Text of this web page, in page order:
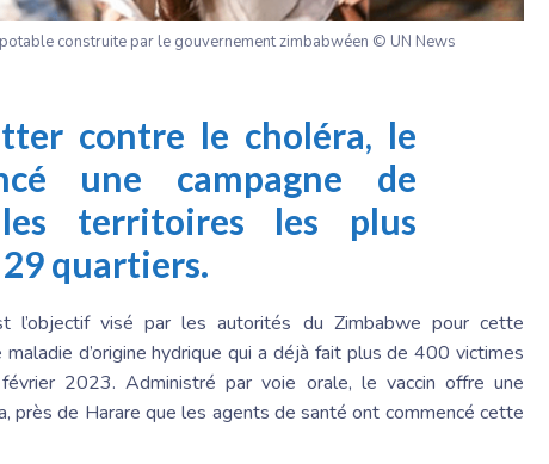
construite par le gouvernement zimbabwéen © UN News
contre le choléra, le
une campagne de
territoires les plus
quartiers.
l’objectif visé par les autorités du Zimbabwe pour cette
maladie d’origine hydrique qui a déjà fait plus de 400 victimes
2023. Administré par voie orale, le vaccin offre une
près de Harare que les agents de santé ont commencé cette